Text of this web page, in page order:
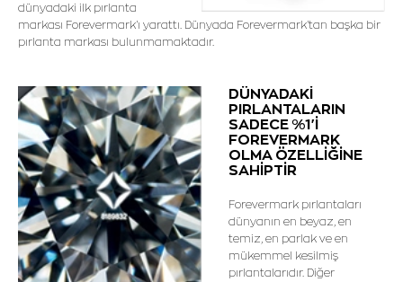
dünyadaki ilk pırlanta
markası Forevermark'ı yarattı. Dünyada Forevermark'tan başka bir
pırlanta markası bulunmamaktadır.
DÜNYADAKİ
PIRLANTALARIN
SADECE %1'İ
FOREVERMARK
OLMA ÖZELLİĞİNE
SAHİPTİR
Forevermark pırlantaları
dünyanın en beyaz, en
temiz, en parlak ve en
mükemmel kesilmiş
pırlantalarıdır. Diğer